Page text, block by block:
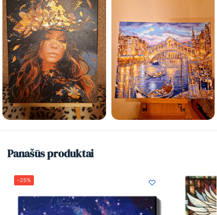
Panašūs produktai
-25%